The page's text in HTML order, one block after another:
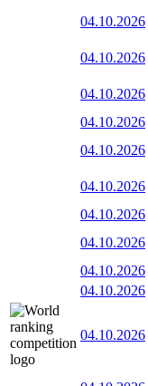
04.10.2026
04.10.2026
04.10.2026
04.10.2026
04.10.2026
04.10.2026
04.10.2026
04.10.2026
04.10.2026
04.10.2026
04.10.2026